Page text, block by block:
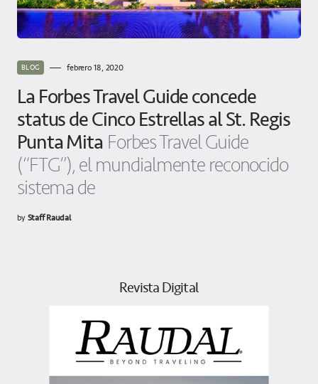
BLOG febrero 18, 2020
La Forbes Travel Guide concede
status de Cinco Estrellas al St. Regis
Punta Mita Forbes Travel Guide
(“FTG”), el mundialmente reconocido
sistema de
byStaff Raudal
Revista Digital